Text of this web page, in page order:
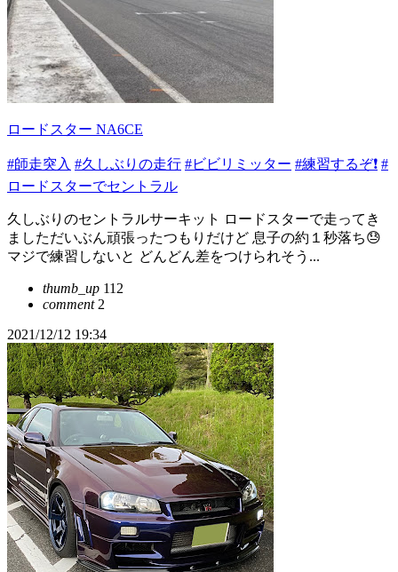
ロードスター NA6CE
#師走突入 #久しぶりの走行 #ビビリミッター #練習するぞ❗️ #
ロードスターでセントラル
久しぶりのセントラルサーキット ロードスターで走ってき
ましただいぶん頑張ったつもりだけど 息子の約１秒落ち😓
マジで練習しないと どんどん差をつけられそう...
thumb_up 112
comment2
2021/12/12 19:34